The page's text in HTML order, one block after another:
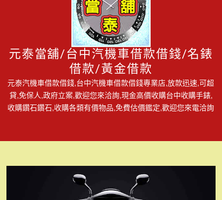
元泰當舖/台中汽機車借款借錢/名錶
借款/黃金借款
元泰汽機車借款借錢,台中汽機車借款借錢專業店,放款迅速,可超
貸,免保人,政府立案,歡迎您來洽詢,現金高價收購台中收購手錶,
收購鑽石鑽石,收購各類有價物品,免費估價鑑定,歡迎您來電洽詢